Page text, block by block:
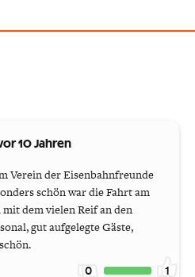
10 Jahren
Verein der Eisenbahnfreunde
schön war die Fahrt am
dem vielen Reif an den
gut aufgelegte Gäste,
0 1